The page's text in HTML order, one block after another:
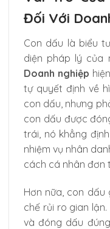
Đối Với
Con dấu là biểu
diện pháp lý của
Doanh nghiệp
tự quyết định về
con dấu, nhưng
con dấu được
trái, nó khẳng
nhiệm vụ nhân
cách cá nhân đơn
Hơn nữa, con
chế rủi ro gian
và đóng dấu